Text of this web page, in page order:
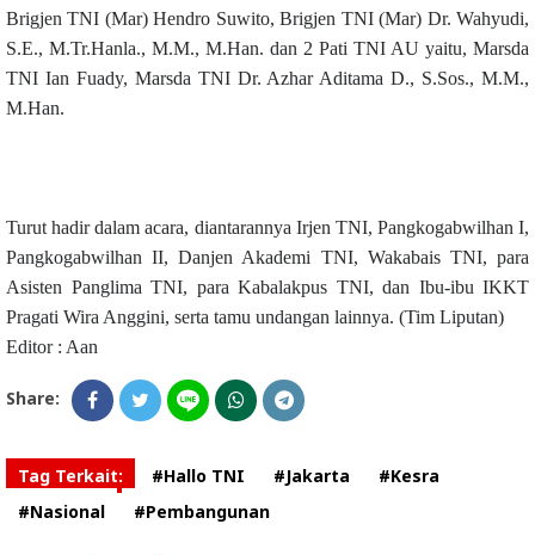
Brigjen TNI (Mar) Hendro Suwito, Brigjen TNI (Mar) Dr. Wahyudi,
S.E., M.Tr.Hanla., M.M., M.Han. dan 2 Pati TNI AU yaitu, Marsda
TNI Ian Fuady, Marsda TNI Dr. Azhar Aditama D., S.Sos., M.M.,
M.Han.
Turut hadir dalam acara, diantarannya Irjen TNI, Pangkogabwilhan I,
Pangkogabwilhan II, Danjen Akademi TNI, Wakabais TNI, para
Asisten Panglima TNI, para Kabalakpus TNI, dan Ibu-ibu IKKT
Pragati Wira Anggini, serta tamu undangan lainnya. (Tim Liputan)
Editor : Aan
Share:
Tag Terkait: #Hallo TNI #Jakarta
#Kesra
#Nasional
#Pembangunan